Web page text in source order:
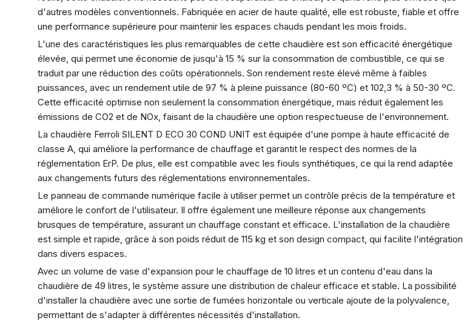
d'autres modèles conventionnels. Fabriquée en acier de haute qualité, elle est robuste, fiable et offre
une performance supérieure pour maintenir les espaces chauds pendant les mois froids.
L'une des caractéristiques les plus remarquables de cette chaudière est son efficacité énergétique
élevée, qui permet une économie de jusqu'à 15 % sur la consommation de combustible, ce qui se
traduit par une réduction des coûts opérationnels. Son rendement reste élevé même à faibles
puissances, avec un rendement utile de 97 % à pleine puissance (80-60 ºC) et 102,3 % à 50-30 ºC.
Cette efficacité optimise non seulement la consommation énergétique, mais réduit également les
émissions de CO2 et de NOx, faisant de la chaudière une option respectueuse de l'environnement.
La chaudière Ferroli SILENT D ECO 30 COND UNIT est équipée d'une pompe à haute efficacité de
classe A, qui améliore la performance de chauffage et garantit le respect des normes de la
réglementation ErP. De plus, elle est compatible avec les fiouls synthétiques, ce qui la rend adaptée
aux changements futurs des réglementations environnementales.
Le panneau de commande numérique facile à utiliser permet un contrôle précis de la température et
améliore le confort de l'utilisateur. Il offre également une meilleure réponse aux changements
brusques de température, assurant un chauffage constant et efficace. L'installation de la chaudière
est simple et rapide, grâce à son poids réduit de 115 kg et son design compact, qui facilite l'intégration
dans divers espaces.
Avec un volume de vase d'expansion pour le chauffage de 10 litres et un contenu d'eau dans la
chaudière de 49 litres, le système assure une distribution de chaleur efficace et stable. La possibilité
d'installer la chaudière avec une sortie de fumées horizontale ou verticale ajoute de la polyvalence,
permettant de s'adapter à différentes nécessités d'installation.